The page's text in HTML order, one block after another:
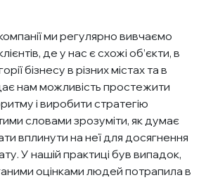
ми регулярно вивчаємо
де у нас є схожі об’єкти, в
бізнесу в різних містах та в
нам можливість простежити
і виробити стратегію
словами зрозуміти, як думає
вплинути на неї для досягнення
У нашій практиці був випадок,
оцінками людей потрапила в